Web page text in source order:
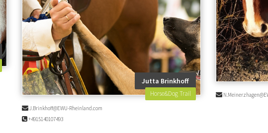
Jutta Brinkhoff
Horse&Dog Trail
J.Brinkhoff@EWU-Rheinland.com
+4915140107493